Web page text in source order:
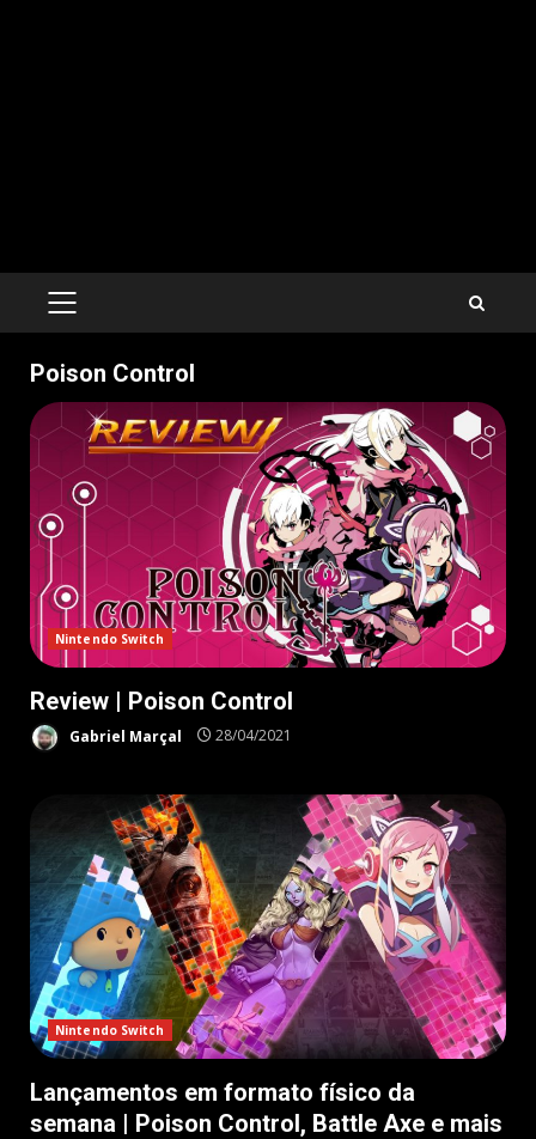
PRIMARY
Poison Control
Nintendo Switch
Review | Poison Control
Gabriel Marçal 28/04/2021
Nintendo Switch
Lançamentos em formato físico da
semana | Poison Control, Battle Axe e mais